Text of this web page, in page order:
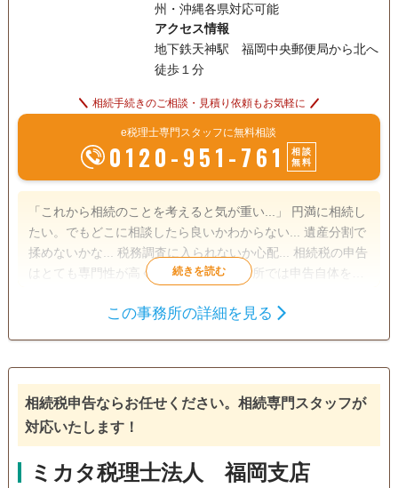
州・沖縄各県対応可能
アクセス情報
地下鉄天神駅 福岡中央郵便局から北へ
徒歩１分
相続手続きのご相談・見積り依頼もお気軽に
e税理士専門スタッフに無料相談
0120-951-761
相談
無料
「これから相続のことを考えると気が重い...」 円満に相続し
たい。でもどこに相談したら良いかわからない... 遺産分割で
揉めないかな... 税務調査に入られないか心配... 相続税の申告
はとても専門性が高く、通常の会計事務所では申告自体をあ
年間1000件を超え数次相続、会社オーナーの相続などの特殊
た。」 とホッとする瞬間を迎えられるようにサポートいたし
ます。
相続税申告
この事務所の詳細を見る
相続税申告ならお任せください。相続専門スタッフが
対応いたします！
ミカタ税理士法人 福岡支店